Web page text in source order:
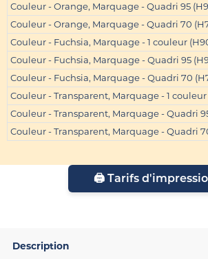
Couleur - Orange, Marquage - Quadri 95
Couleur - Orange, Marquage - Quadri 70
Couleur - Fuchsia, Marquage - 1 couleur
Couleur - Fuchsia, Marquage - Quadri 95
Couleur - Fuchsia, Marquage - Quadri 70
Couleur - Transparent, Marquage - 1
Couleur - Transparent, Marquage - Quadri
Couleur - Transparent, Marquage - Quadri
🖨️ Tarifs
Description